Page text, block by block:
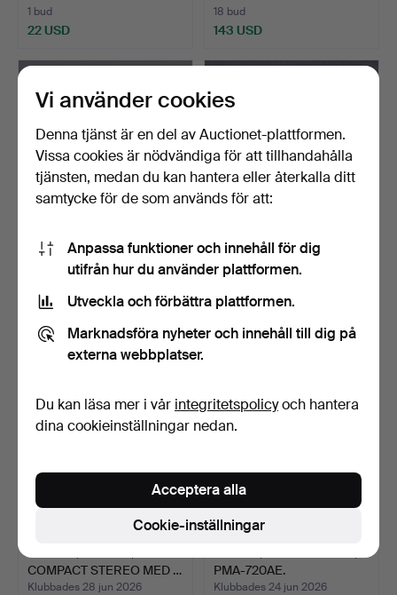
1 bud
22 USD
18 bud
143 USD
TV-KANNA,
TERMOVERKEN
1 bud
22 USD
PIONEER, SUPER AUDIO
CD SPELARE, PD-D6-J, …
31 bud
295 USD
COMPACT STEREO MED …
Klubbades 28 jun 2026
PMA-720AE.
Klubbades 24 jun 2026
Vi använder cookies
Denna tjänst är en del av Auctionet-plattformen.
Vissa cookies är nödvändiga för att tillhandahålla
tjänsten, medan du kan hantera eller återkalla ditt
samtycke för de som används för att:
Anpassa funktioner och innehåll för dig
utifrån hur du använder plattformen.
Utveckla och förbättra plattformen.
Marknadsföra nyheter och innehåll till dig på
externa webbplatser.
Du kan läsa mer i vår integritetspolicyoch hantera
dina cookieinställningar nedan.
Cookie-inställningar
Acceptera alla